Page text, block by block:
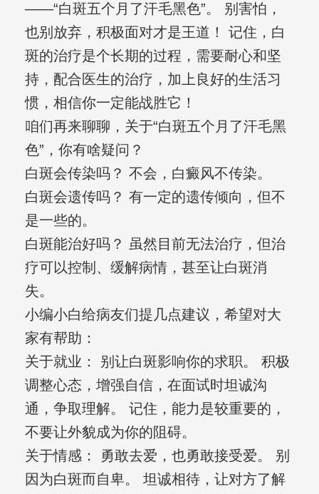
——“白斑五个月了汗毛黑色”。 别害怕，
也别放弃，积极面对才是王道！ 记住，白
斑的治疗是个长期的过程，需要耐心和坚
持，配合医生的治疗，加上良好的生活习
惯，相信你一定能战胜它！
咱们再来聊聊，关于“白斑五个月了汗毛黑
色”，你有啥疑问？
白斑会传染吗？ 不会，白癜风不传染。
白斑会遗传吗？ 有一定的遗传倾向，但不
是一些的。
白斑能治好吗？ 虽然目前无法治疗，但治
疗可以控制、缓解病情，甚至让白斑消
失。
小编小白给病友们提几点建议，希望对大
家有帮助：
关于就业： 别让白斑影响你的求职。 积极
调整心态，增强自信，在面试时坦诚沟
通，争取理解。 记住，能力是较重要的，
不要让外貌成为你的阻碍。
关于情感： 勇敢去爱，也勇敢接受爱。 别
因为白斑而自卑。 坦诚相待，让对方了解